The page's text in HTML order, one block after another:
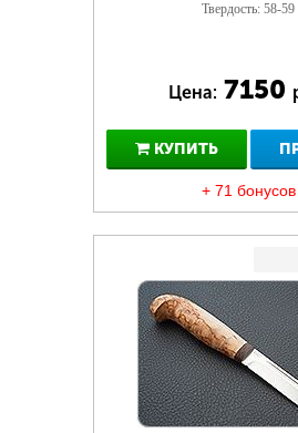
Твердость: 58-59
Цена: 7150
КУПИТЬ
+ 71 бонусов